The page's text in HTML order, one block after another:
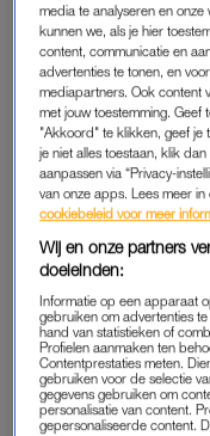
‘DE SLIMSTE
DeSlimste Menskeert
negentiende seizoen
opnieuw de
vormt de eenmansjury.
Onder anderen acteur
Nijenhuis en dj en
komende seizoen hun
Milouska Meulens,
Eerdmans zijn van de
De reeks in de
media te analyseren en
kunnen we, als je hier
content, communicatie en
advertenties te tonen, en
mediapartners. Ook content
met jouw toestemming. Geef
"Akkoord" te klikken, geef je
je niet alles toestaan, klik
aanpassen via “Privacy-
van onze apps. Lees meer
cookiebeleid voor meer
Wij en onze partners
doeleinden:
Informatie op een apparaat
gebruiken om advertenties
hand van statistieken of
Profielen aanmaken ten
Contentprestaties meten.
gebruiken voor de selectie
gegevens gebruiken om
personalisatie van content.
gepersonaliseerde content.